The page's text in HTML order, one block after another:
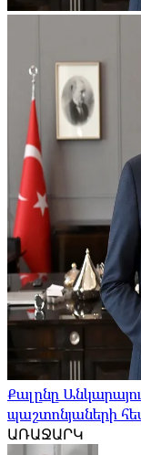
Քալընը
պաշտոնյաների
ԱՌԱՋԱՐԿ